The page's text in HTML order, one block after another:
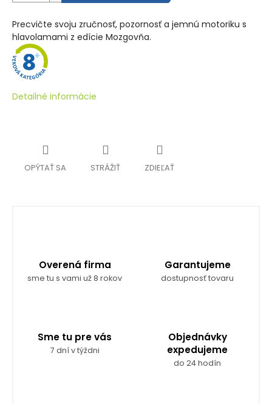
Precvičte svoju zručnosť, pozornosť a jemnú motoriku s
hlavolamami z edície Mozgovňa.
Detailné informácie
OPÝTAŤ SA STRÁŽIŤ ZDIEĽAŤ
Overená firma
sme tu s vami už 8 rokov
Garantujeme
dostupnosť tovaru
Sme tu pre vás
7 dní v týždni
Objednávky
expedujeme
do 24 hodín